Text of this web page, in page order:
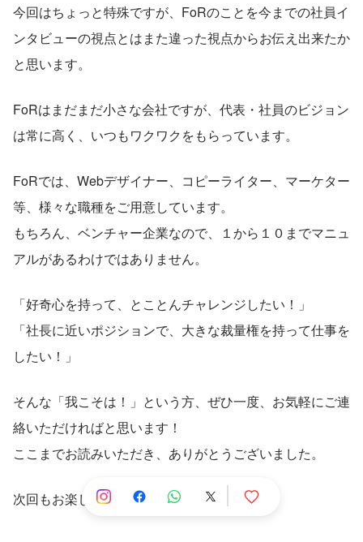
今回はちょっと特殊ですが、FoRのことを今までの社員イ
ンタビューの視点とはまた違った視点からお伝え出来たか
と思います。
FoRはまだまだ小さな会社ですが、代表・社員のビジョン
は常に高く、いつもワクワクをもらっています。
FoRでは、Webデザイナー、コピーライター、マーケター
等、様々な職種をご用意しています。
もちろん、ベンチャー企業なので、１から１０までマニュ
アルがあるわけではありません。
「好奇心を持って、とことんチャレンジしたい！」
「社長に近いポジションで、大きな裁量権を持って仕事を
したい！」
そんな「我こそは！」という方、ぜひ一度、お気軽にご連
絡いただければと思います！
ここまでお読みいただき、ありがとうございました。
次回もお楽しみに！